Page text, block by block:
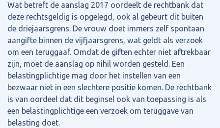
Wat betreft de aanslag 2017 oordeelt de rechtbank dat
deze rechtsgeldig is opgelegd, ook al gebeurt dit buiten
de driejaarsgrens. De vrouw doet immers zelf spontaan
aangifte binnen de vijfjaarsgrens, wat geldt als verzoek
om een teruggaaf. Omdat de giften echter niet aftrekbaar
zijn, moet de aanslag op nihil worden gesteld. Een
belastingplichtige mag door het instellen van een
bezwaar niet in een slechtere positie komen. De rechtbank
is van oordeel dat dit beginsel ook van toepassing is als
een belastingplichtige een verzoek om teruggave van
belasting doet.